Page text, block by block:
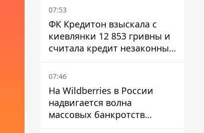
07:53
ФК Кредитон взыскала с
киевлянки 12 853 гривны и
считала кредит незаконным
- что решил суд
07:46
На Wildberries в России
надвигается волна
массовых банкротств
продавцов - Reuters